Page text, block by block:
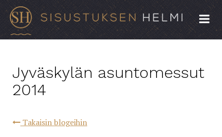
Jyväskylän asuntomessut
2014
Takaisin blogeihin